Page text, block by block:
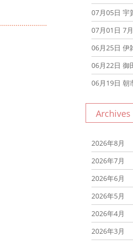
07月05日 宇賀多
07月01日 7月
06月25日 伊
06月22日 御
06月19日 朝
Archives
2026年8月
2026年7月
2026年6月
2026年5月
2026年4月
2026年3月